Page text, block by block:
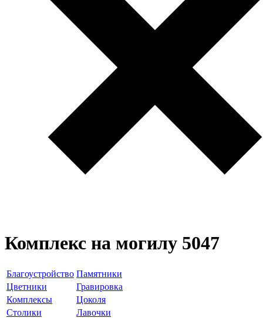
Комплекс на могилу 5047
Благоустройство Памятники
Цветники
Гравировка
Комплексы
Цоколя
Столики
Лавочки